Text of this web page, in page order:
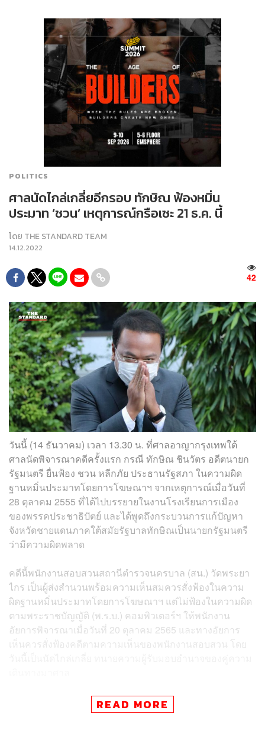
POLITICS
ศาลนัดไกล่เกลี่ยอีกรอบ ทักษิณ ฟ้องหมิ่น
ประมาท ‘ชวน’ เหตุการณ์กรือเซะ 21 ธ.ค. นี้
โดย THE STANDARD TEAM
14.12.2022
42
วันนี้ (14 ธันวาคม) เวลา 13.30 น. ที่ศาลอาญากรุงเทพใต้
ศาลนัดพิจารณาคดีครั้งแรก กรณี ทักษิณ ชินวัตร อดีตนายก
รัฐมนตรี ยื่นฟ้อง ชวน หลีกภัย ประธานรัฐสภา ในความผิด
ฐานหมิ่นประมาทโดยการโฆษณาฯ จากเหตุการณ์เมื่อวันที่
28 ตุลาคม 2555 ที่ได้ไปบรรยายในงานโรงเรียนการเมือง
ของพรรคประชาธิปัตย์ และได้พูดถึงกระบวนการแก้ปัญหา
จังหวัดชายแดนภาคใต้สมัยรัฐบาลทักษิณเป็นนายกรัฐมนตรี
ว่ามีความผิดพลาด
คดีนี้พนักงานสอบสวนสถานีตำรวจนครบาล (สน.) วัดพระยา
ไกร เป็นผู้ส่งสำนวนพร้อมความเห็นสมควรสั่งฟ้องในความ
ผิดฐานหมิ่นประมาทโดยการโฆษณาฯ แต่ไม่ฟ้องในความผิด
ตามพระราชบัญญัติ (พ.ร.บ.) คอมพิวเตอร์ฯ ให้พนักงาน
อัยการพิจารณาเมื่อวันที่ 20 ตุลาคม 2565 และทางอัยการ
เห็นควรสั่งฟ้องคดีตามความเห็นของพนักงานสอบสวน โดย
ภายหลังการพูดคุย ทั้ง 2 ฝ่ายมีแนวโน้มว่าจะตกลงกันได้ โดย
แต่ละฝ่ายจะกลับไปหาแนวทางยุติข้อพิพาทกัน โดย
READ MORE